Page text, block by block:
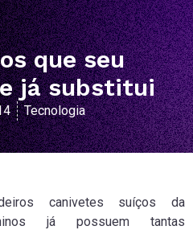
que seu
já substitui
Tecnologia
canivetes suíços da
já possuem tantas